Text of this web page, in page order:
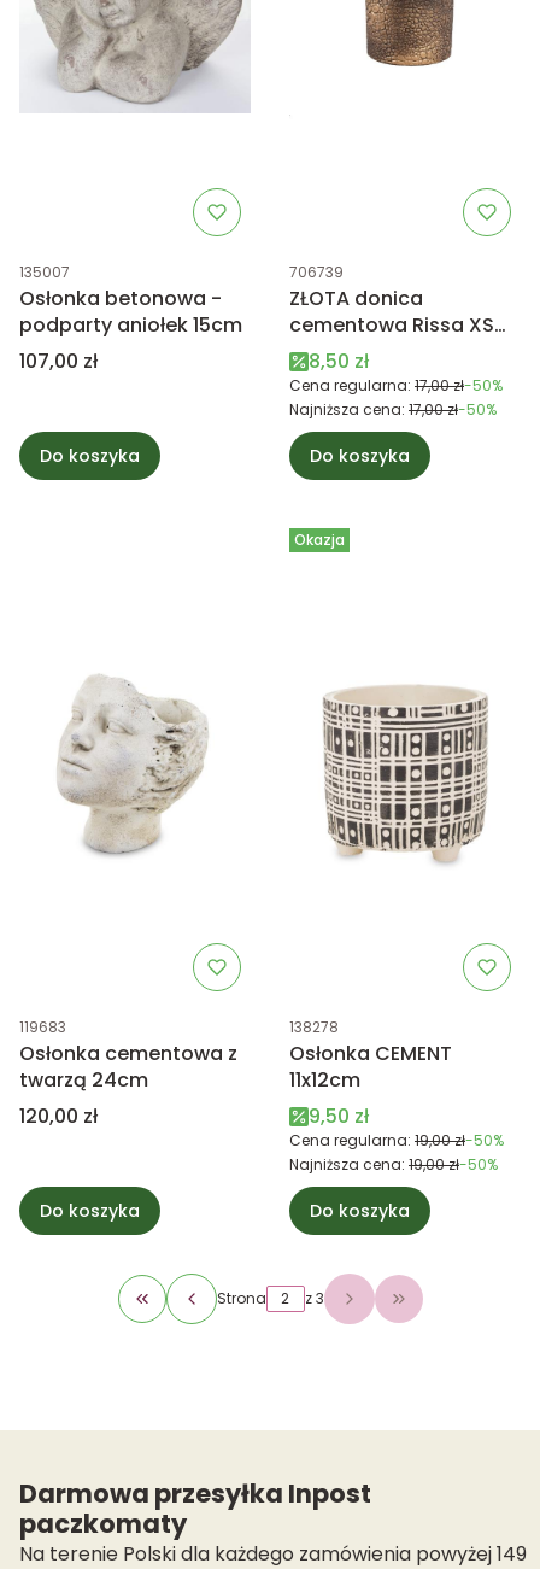
Kod produktu
135007
Osłonka betonowa -
podparty aniołek 15cm
Cena
107,00 zł
Do koszyka
Kod produktu
706739
ZŁOTA donica
cementowa Rissa XS
PTMD Collection
Cena promocyjna
8,50 zł
Cena regularna: 17,00 zł-50%
Najniższa cena: 17,00 zł-50%
Do koszyka
Kod produktu
119683
Osłonka cementowa z
twarzą 24cm
Cena
120,00 zł
Do koszyka
Okazja
Kod produktu
138278
Osłonka CEMENT
11x12cm
Cena promocyjna
9,50 zł
Cena regularna: 19,00 zł-50%
Najniższa cena: 19,00 zł-50%
Do koszyka
Wróć do pierwszej strony z produktami
Strona z 3 Przejdź do
Darmowa przesyłka Inpost
paczkomaty
Na terenie Polski dla każdego zamówienia powyżej 149